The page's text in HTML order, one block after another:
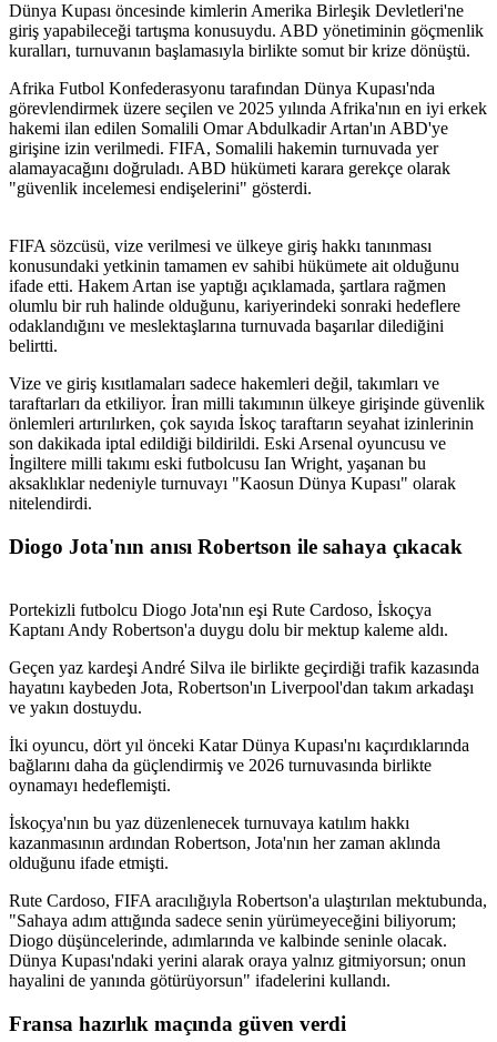
Dünya Kupası öncesinde kimlerin Amerika Birleşik Devletleri'ne
giriş yapabileceği tartışma konusuydu. ABD yönetiminin göçmenlik
kuralları, turnuvanın başlamasıyla birlikte somut bir krize dönüştü.
Afrika Futbol Konfederasyonu tarafından Dünya Kupası'nda
görevlendirmek üzere seçilen ve 2025 yılında Afrika'nın en iyi erkek
hakemi ilan edilen Somalili Omar Abdulkadir Artan'ın ABD'ye
girişine izin verilmedi. FIFA, Somalili hakemin turnuvada yer
alamayacağını doğruladı. ABD hükümeti karara gerekçe olarak
"güvenlik incelemesi endişelerini" gösterdi.
FIFA sözcüsü, vize verilmesi ve ülkeye giriş hakkı tanınması
konusundaki yetkinin tamamen ev sahibi hükümete ait olduğunu
ifade etti. Hakem Artan ise yaptığı açıklamada, şartlara rağmen
olumlu bir ruh halinde olduğunu, kariyerindeki sonraki hedeflere
odaklandığını ve meslektaşlarına turnuvada başarılar dilediğini
belirtti.
Vize ve giriş kısıtlamaları sadece hakemleri değil, takımları ve
taraftarları da etkiliyor. İran milli takımının ülkeye girişinde güvenlik
önlemleri artırılırken, çok sayıda İskoç taraftarın seyahat izinlerinin
son dakikada iptal edildiği bildirildi. Eski Arsenal oyuncusu ve
İngiltere milli takımı eski futbolcusu Ian Wright, yaşanan bu
aksaklıklar nedeniyle turnuvayı "Kaosun Dünya Kupası" olarak
nitelendirdi.
Diogo Jota'nın anısı Robertson ile sahaya çıkacak
Portekizli futbolcu Diogo Jota'nın eşi Rute Cardoso, İskoçya
Kaptanı Andy Robertson'a duygu dolu bir mektup kaleme aldı.
Geçen yaz kardeşi André Silva ile birlikte geçirdiği trafik kazasında
hayatını kaybeden Jota, Robertson'ın Liverpool'dan takım arkadaşı
ve yakın dostuydu.
İki oyuncu, dört yıl önceki Katar Dünya Kupası'nı kaçırdıklarında
bağlarını daha da güçlendirmiş ve 2026 turnuvasında birlikte
oynamayı hedeflemişti.
İskoçya'nın bu yaz düzenlenecek turnuvaya katılım hakkı
kazanmasının ardından Robertson, Jota'nın her zaman aklında
olduğunu ifade etmişti.
Rute Cardoso, FIFA aracılığıyla Robertson'a ulaştırılan mektubunda,
"Sahaya adım attığında sadece senin yürümeyeceğini biliyorum;
Diogo düşüncelerinde, adımlarında ve kalbinde seninle olacak.
Dünya Kupası'ndaki yerini alarak oraya yalnız gitmiyorsun; onun
hayalini de yanında götürüyorsun" ifadelerini kullandı.
Fransa hazırlık maçında güven verdi